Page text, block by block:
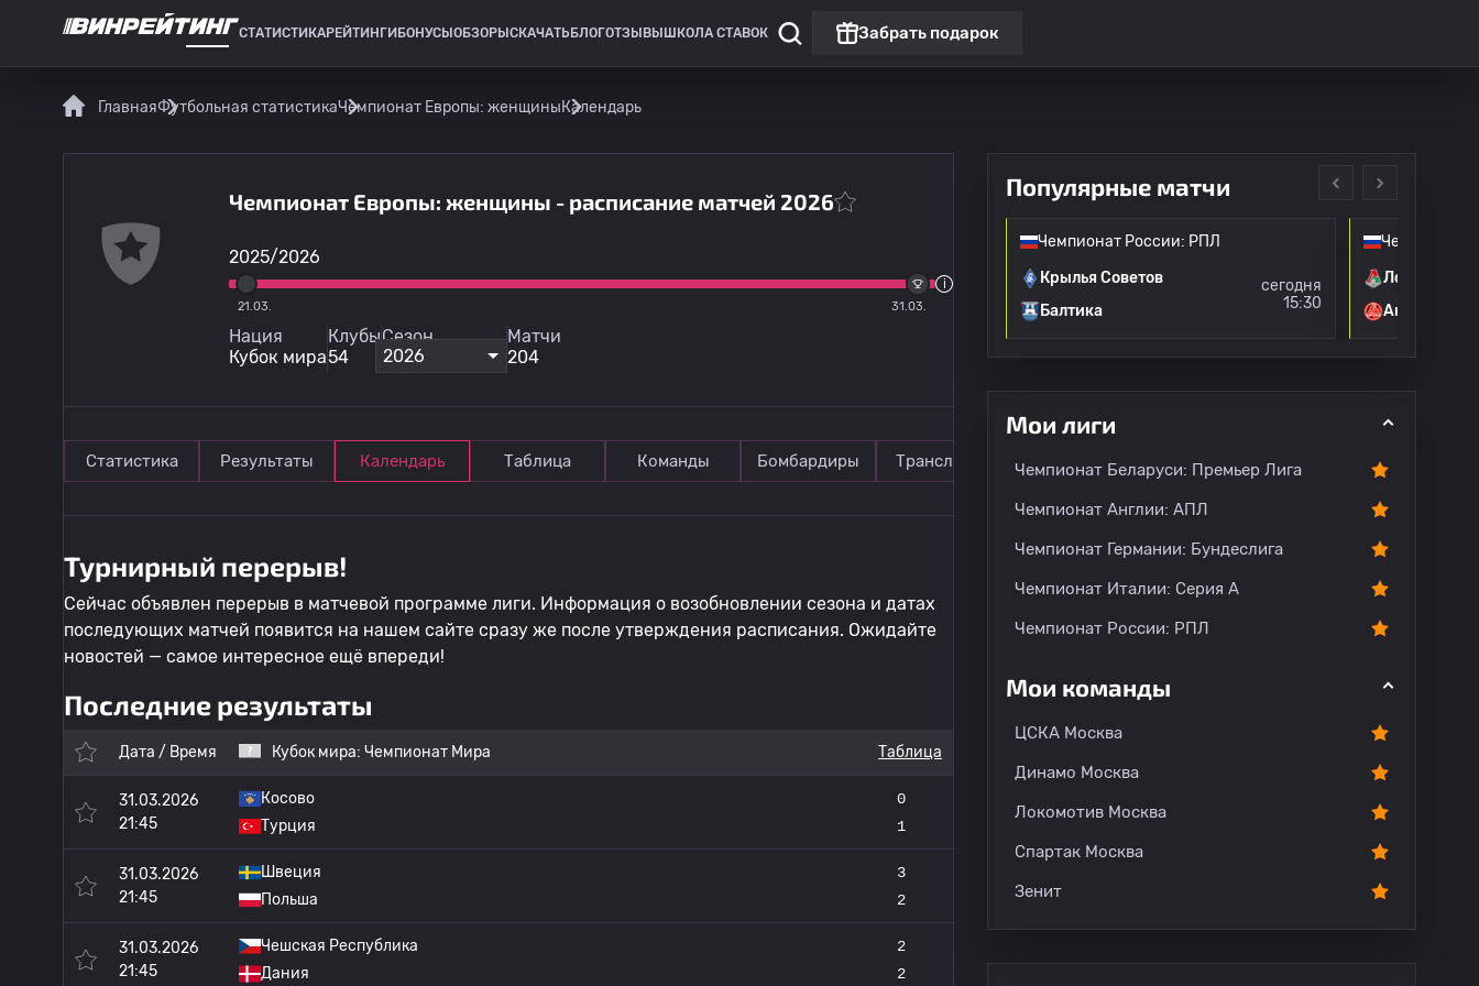
СТАТИСТИКАРЕЙТИНГИ БОНУСЫ ОБЗОРЫ СКАЧАТЬ БЛОГОТЗЫВЫ ШКОЛА СТАВОК Забрать подарок
ГлавнаяФутбольная статистикаЧемпионат Европы: женщиныКалендарь
Чемпионат Европы: женщины - расписание матчей 2026
2025/2026
31.03.
21.03.
Нация
Кубок мира
Клубы
54
Сезон
2026
Матчи
204
Статистика Результаты Календарь Таблица Команды Бомбардиры Трансляции Переходы Все игроки
Турнирный перерыв!
Сейчас объявлен перерыв в матчевой программе лиги. Информация о возобновлении сезона и датах
последующих матчей появится на нашем сайте сразу же после утверждения расписания. Ожидайте
новостей — самое интересное ещё впереди!
Последние результаты
Дата / Время Кубок мира: Чемпионат Мира Таблица
31.03.2026
21:45
Косово
Турция
0
1
31.03.2026
21:45
Швеция
Польша
3
2
31.03.2026
21:45
Чешская Республика
Дания
2
2
Популярные матчи
Омония
13.08
Чемпионат России: РПЛ
Крылья Советов
Балтика
сегодня
15:30
Чемпионат
Локомотив
Акрон
Мои лиги
Чемпионат Беларуси: Премьер Лига
Чемпионат Англии: АПЛ
Чемпионат Германии: Бундеслига
Чемпионат Италии: Серия А
Чемпионат России: РПЛ
Мои команды
ЦСКА Москва
Динамо Москва
Локомотив Москва
Спартак Москва
Зенит